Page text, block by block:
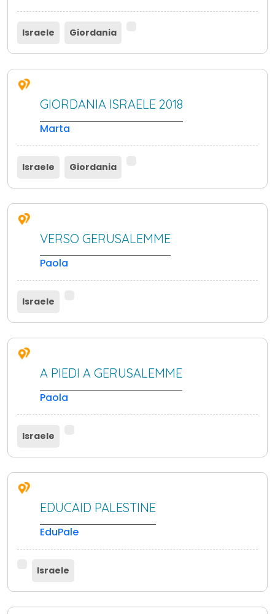
Israele Giordania
GIORDANIA ISRAELE 2018
Marta
Israele Giordania
VERSO GERUSALEMME
Paola
Israele
A PIEDI A GERUSALEMME
Paola
Israele
EDUCAID PALESTINE
EduPale
Israele